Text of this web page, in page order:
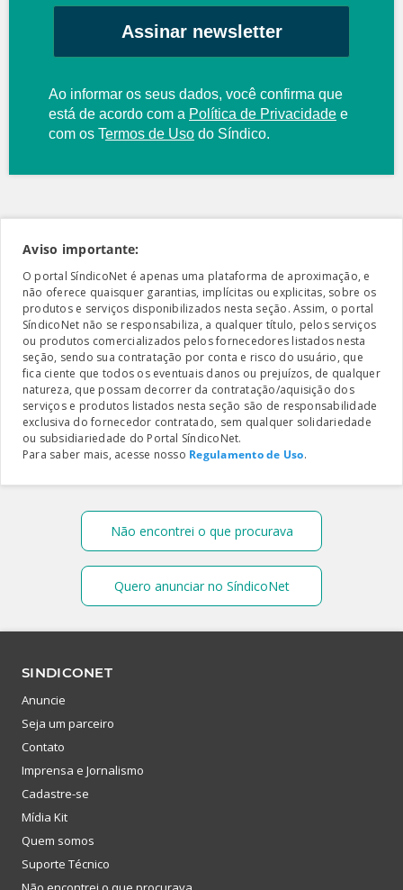
Assinar newsletter
Ao informar os seus dados, você confirma que
está de acordo com a Política de Privacidade e
com os Termos de Uso do Síndico.
Aviso importante:
O portal SíndicoNet é apenas uma plataforma de aproximação, e
não oferece quaisquer garantias, implícitas ou explicitas, sobre os
produtos e serviços disponibilizados nesta seção. Assim, o portal
SíndicoNet não se responsabiliza, a qualquer título, pelos serviços
ou produtos comercializados pelos fornecedores listados nesta
seção, sendo sua contratação por conta e risco do usuário, que
fica ciente que todos os eventuais danos ou prejuízos, de qualquer
natureza, que possam decorrer da contratação/aquisição dos
serviços e produtos listados nesta seção são de responsabilidade
exclusiva do fornecedor contratado, sem qualquer solidariedade
ou subsidiariedade do Portal SíndicoNet.
Para saber mais, acesse nosso Regulamento de Uso.
Não encontrei o que procurava
Quero anunciar no SíndicoNet
SINDICONET
Anuncie
Seja um parceiro
Contato
Imprensa e Jornalismo
Cadastre-se
Mídia Kit
Quem somos
Suporte Técnico